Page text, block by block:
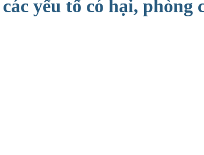
yếu tố có hại, phòng